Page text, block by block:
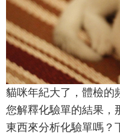
貓咪年紀大了，體檢的
您解釋化驗單的結果，
東西來分析化驗單嗎？